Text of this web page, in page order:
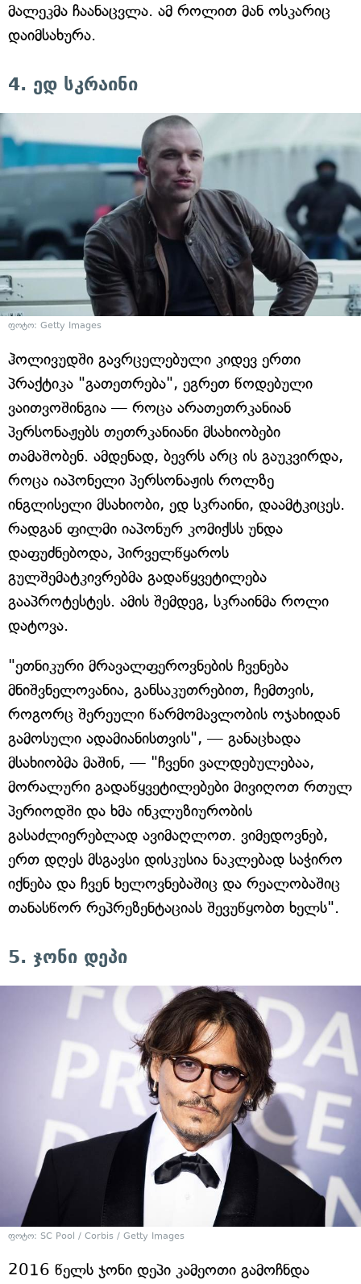
მალეკმა ჩაანაცვლა. ამ როლით მან ოსკარიც
დაიმსახურა.
4. ედ სკრაინი
ფოტო: Getty Images
ჰოლივუდში გავრცელებული კიდევ ერთი
პრაქტიკა "გათეთრება", ეგრეთ წოდებული
ვაითვოშინგია — როცა არათეთრკანიან
პერსონაჟებს თეთრკანიანი მსახიობები
თამაშობენ. ამდენად, ბევრს არც ის გაუკვირდა,
როცა იაპონელი პერსონაჟის როლზე
ინგლისელი მსახიობი, ედ სკრაინი, დაამტკიცეს.
რადგან ფილმი იაპონურ კომიქსს უნდა
დაფუძნებოდა, პირველწყაროს
გულშემატკივრებმა გადაწყვეტილება
გააპროტესტეს. ამის შემდეგ, სკრაინმა როლი
დატოვა.
"ეთნიკური მრავალფეროვნების ჩვენება
მნიშვნელოვანია, განსაკუთრებით, ჩემთვის,
როგორც შერეული წარმომავლობის ოჯახიდან
გამოსული ადამიანისთვის", — განაცხადა
მსახიობმა მაშინ, — "ჩვენი ვალდებულებაა,
მორალური გადაწყვეტილებები მივიღოთ რთულ
პერიოდში და ხმა ინკლუზიურობის
გასაძლიერებლად ავიმაღლოთ. ვიმედოვნებ,
ერთ დღეს მსგავსი დისკუსია ნაკლებად საჭირო
იქნება და ჩვენ ხელოვნებაშიც და რეალობაშიც
თანასწორ რეპრეზენტაციას შევუწყობთ ხელს".
5. ჯონი დეპი
ფოტო: SC Pool / Corbis / Getty Images
2016 წელს ჯონი დეპი კამეოთი გამოჩნდა